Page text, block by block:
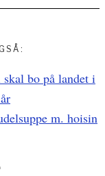
bo på landet i
m. hoisin